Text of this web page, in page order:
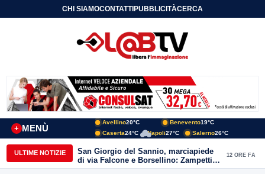
CHI SIAMOCONTATTIPUBBLICITÀCERCA
MENÙ
+
Avellino20°C Benevento19°C
Caserta24°C Napoli27°C Salerno26°C
ULTIME NOTIZIE
San Giorgio del Sannio, marciapiede
di via Falcone e Borsellino: Zampetti e
Lombardi replicano alle polemiche
12 ORE FA